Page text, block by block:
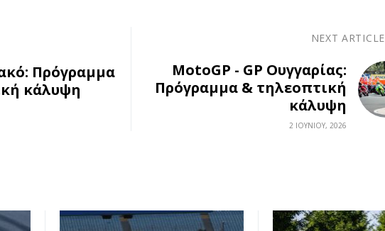
Πρόγραμμα
κάλυψη
NEXT ARTICLE
MotoGP - GP Ουγγαρίας:
Πρόγραμμα & τηλεοπτική
κάλυψη
2 ΙΟΥΝΊΟΥ, 2026